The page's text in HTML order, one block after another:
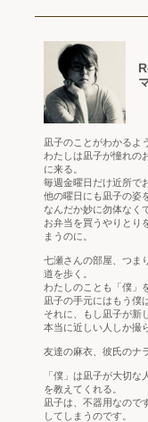
凪子のことがわかるよ
わたしは凪子が憧れの
に来る。
毎週金曜日だけ近所で
他の曜日にも凪子の姿
なんだか妙に勿体なく
お弁当を買うやりとり
まうのに。
七瀬さんの部屋、つま
道を歩く。
わたしのことも「僕」
凪子の手元にはもう僕
それに、もし凪子が新
本当に近しい人しか撮
友達の麻衣、彼氏のナ
「僕」は凪子が大切
を教えてくれる。
凪子は、不器用なので
してしまうのです。